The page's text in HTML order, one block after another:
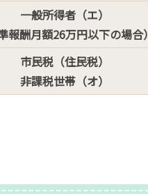
一般所得者（エ）
報酬月額26万円以下の場合）
市民税（住民税）
非課税世帯（オ）